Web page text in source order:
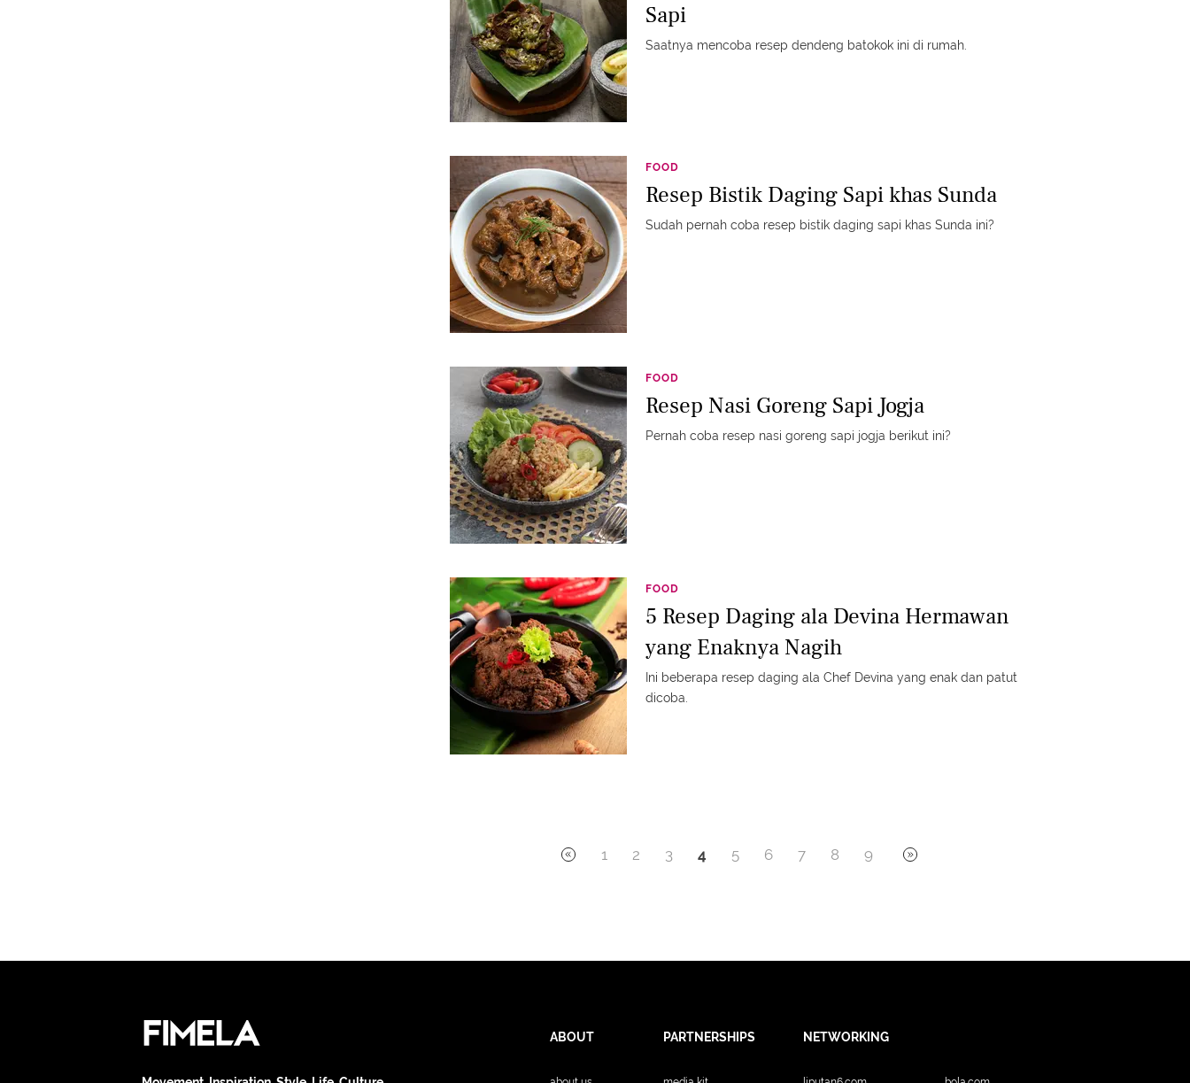
Sapi
Saatnya mencoba resep dendeng batokok ini di rumah.
FOOD
Resep Bistik Daging Sapi khas Sunda
Sudah pernah coba resep bistik daging sapi khas Sunda ini?
FOOD
Resep Nasi Goreng Sapi Jogja
Pernah coba resep nasi goreng sapi jogja berikut ini?
FOOD
5 Resep Daging ala Devina Hermawan
yang Enaknya Nagih
Ini beberapa resep daging ala Chef Devina yang enak dan patut
dicoba.
1 2 3 4 5 6 7 8 9
ABOUT PARTNERSHIPS NETWORKING